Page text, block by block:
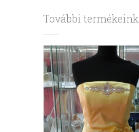
További termékeink